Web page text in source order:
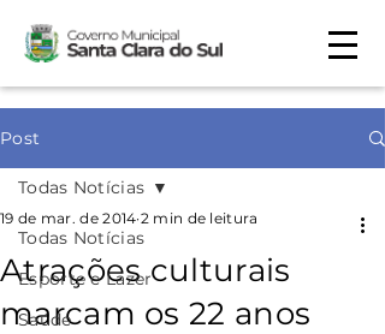
Post
Todas Notícias
Esporte e Lazer
Saúde
Todas Notícias
Atrações culturais
marcam os 22 anos
19 de mar. de 2014 2 min de leitura